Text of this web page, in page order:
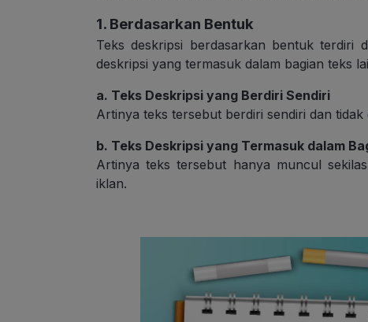
1. Berdasarkan Bentuk
Teks deskripsi berdasarkan bentuk terdiri
deskripsi yang termasuk dalam bagian teks
a. Teks Deskripsi yang Berdiri Sendiri
Artinya teks tersebut berdiri sendiri dan
b. Teks Deskripsi yang Termasuk dalam
Artinya teks tersebut hanya muncul
iklan.